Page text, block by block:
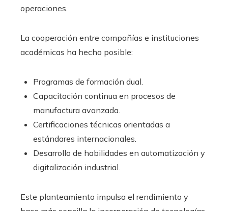
operaciones.
La cooperación entre compañías e instituciones
académicas ha hecho posible:
Programas de formación dual.
Capacitación continua en procesos de
manufactura avanzada.
Certificaciones técnicas orientadas a
estándares internacionales.
Desarrollo de habilidades en automatización y
digitalización industrial.
Este planteamiento impulsa el rendimiento y